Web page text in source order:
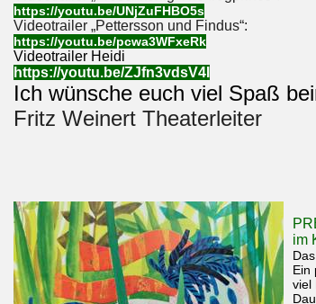
Die
die abenteuerliche Geschichte eines kleinen,